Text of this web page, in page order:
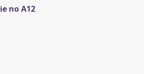
no A12